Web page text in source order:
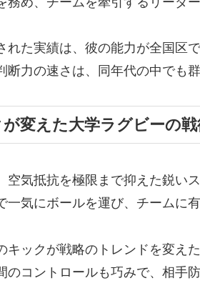
た実績は、彼の能力が全国区
断力の速さは、同年代の中でも
変えた大学ラグビーの戦
空気抵抗を極限まで抑えた鋭い
一気にボールを運び、チームに
キックが戦略のトレンドを変え
のコントロールも巧みで、相手